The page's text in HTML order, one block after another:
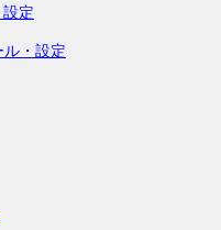
定
ル・設定